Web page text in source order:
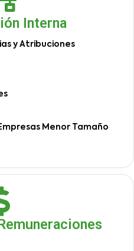
Interna
y Atribuciones
Menor Tamaño